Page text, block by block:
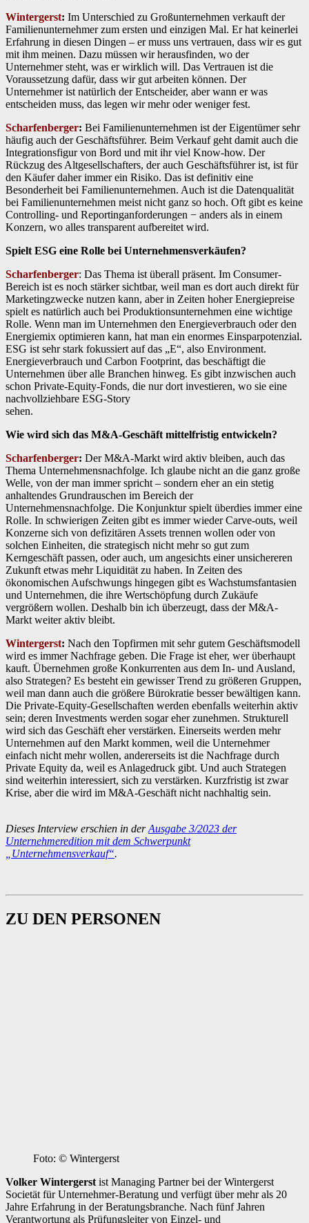
Wintergerst: Im Unterschied zu Großunternehmen verkauft der
Familienunternehmer zum ersten und einzigen Mal. Er hat keinerlei
Erfahrung in diesen Dingen – er muss uns vertrauen, dass wir es gut
mit ihm meinen. Dazu müssen wir herausfinden, wo der
Unternehmer steht, was er wirklich will. Das Vertrauen ist die
Voraussetzung dafür, dass wir gut arbeiten können. Der
Unternehmer ist natürlich der Entscheider, aber wann er was
entscheiden muss, das legen wir mehr oder weniger fest.
Scharfenberger: Bei Familienunternehmen ist der Eigentümer sehr
häufig auch der Geschäftsführer. Beim Verkauf geht damit auch die
Integrationsfigur von Bord und mit ihr viel Know-how. Der
Rückzug des Altgesellschafters, der auch Geschäftsführer ist, ist für
den Käufer daher immer ein Risiko. Das ist definitiv eine
Besonderheit bei Familienunternehmen. Auch ist die Datenqualität
bei Familienunternehmen meist nicht ganz so hoch. Oft gibt es keine
Controlling- und Reportinganforderungen − anders als in einem
Konzern, wo alles transparent aufbereitet wird.
Spielt ESG eine Rolle bei Unternehmensverkäufen?
Scharfenberger: Das Thema ist überall präsent. Im Consumer-
Bereich ist es noch stärker sichtbar, weil man es dort auch direkt für
Marketingzwecke nutzen kann, aber in Zeiten hoher Energiepreise
spielt es natürlich auch bei Produktionsunternehmen eine wichtige
Rolle. Wenn man im Unternehmen den Energieverbrauch oder den
Energiemix optimieren kann, hat man ein enormes Einsparpotenzial.
ESG ist sehr stark fokussiert auf das „E“, also Environment.
Energieverbrauch und Carbon Footprint, das beschäftigt die
Unternehmen über alle Branchen hinweg. Es gibt inzwischen auch
schon Private-Equity-Fonds, die nur dort investieren, wo sie eine
nachvollziehbare ESG-Story
sehen.
Wie wird sich das M&A-Geschäft mittelfristig entwickeln?
Scharfenberger: Der M&A-Markt wird aktiv bleiben, auch das
Thema Unternehmensnachfolge. Ich glaube nicht an die ganz große
Welle, von der man immer spricht – sondern eher an ein stetig
anhaltendes Grundrauschen im Bereich der
Unternehmensnachfolge. Die Konjunktur spielt überdies immer eine
Rolle. In schwierigen Zeiten gibt es immer wieder Carve-outs, weil
Konzerne sich von defizitären Assets trennen wollen oder von
solchen Einheiten, die strategisch nicht mehr so gut zum
Kerngeschäft passen, oder auch, um angesichts einer unsichereren
Zukunft etwas mehr Liquidität zu haben. In Zeiten des
ökonomischen Aufschwungs hingegen gibt es Wachstumsfantasien
und Unternehmen, die ihre Wertschöpfung durch Zukäufe
vergrößern wollen. Deshalb bin ich überzeugt, dass der M&A-
Markt weiter aktiv bleibt.
Wintergerst: Nach den Topfirmen mit sehr gutem Geschäftsmodell
wird es immer Nachfrage geben. Die Frage ist eher, wer überhaupt
kauft. Übernehmen große Konkurrenten aus dem In- und Ausland,
also Strategen? Es besteht ein gewisser Trend zu größeren Gruppen,
weil man dann auch die größere Bürokratie besser bewältigen kann.
Die Private-Equity-Gesellschaften werden ebenfalls weiterhin aktiv
sein; deren Investments werden sogar eher zunehmen. Strukturell
wird sich das Geschäft eher verstärken. Einerseits werden mehr
Unternehmen auf den Markt kommen, weil die Unternehmer
einfach nicht mehr wollen, andererseits ist die Nachfrage durch
Private Equity da, weil es Anlagedruck gibt. Und auch Strategen
sind weiterhin interessiert, sich zu verstärken. Kurzfristig ist zwar
Krise, aber die wird im M&A-Geschäft nicht nachhaltig sein.
Dieses Interview erschien in derAusgabe 3/2023 der
Unternehmeredition mit dem Schwerpunkt
„Unternehmensverkauf“.
ZU DEN PERSONEN
Foto: © Wintergerst
Volker Wintergerst ist Managing Partner bei der Wintergerst
Societät für Unternehmer-Beratung und verfügt über mehr als 20
Jahre Erfahrung in der Beratungsbranche. Nach fünf Jahren
Verantwortung als Prüfungsleiter von Einzel- und